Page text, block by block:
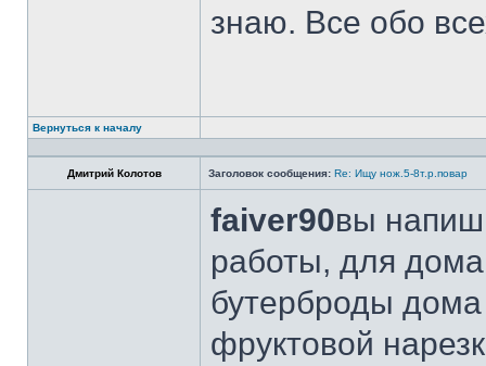
знаю. Все обо
Вернуться к началу
Дмитрий Колотов Заголовок сообщения: Re: Ищу нож.5-8т.р.повар
faiver90вы
работы, для
бутерброды дома
фруктовой